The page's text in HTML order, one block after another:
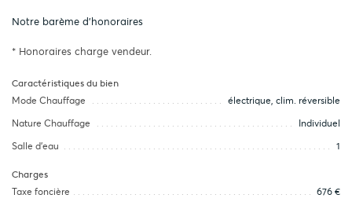
Notre barème d'honoraires
* Honoraires charge vendeur.
Caractéristiques du bien
Mode Chauffage
électrique, clim. réversible
Nature Chauffage Individuel
Salle d’eau 1
Charges
Taxe foncière
676 €